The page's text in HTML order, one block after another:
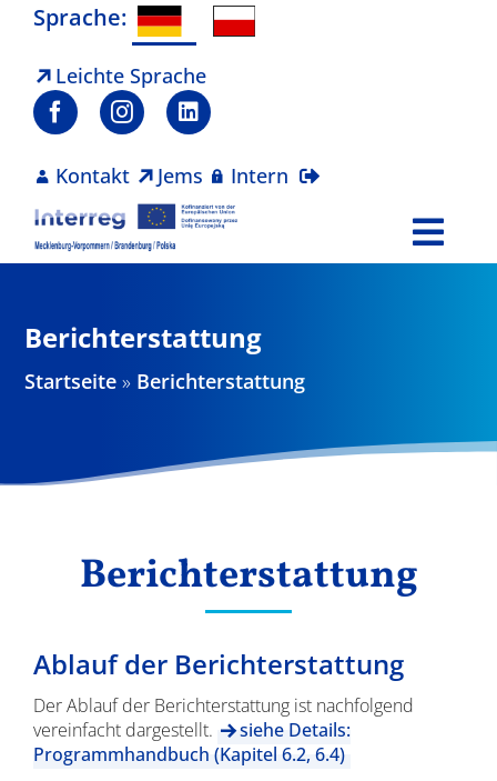
Zum
springen
Sprache:
Leichte Sprache
Kontakt Jems Intern
Projekte
Berichterstattung
Startseite » Berichterstattung
Berichterstattung
Ablauf der Berichterstattung
Der Ablauf der Berichterstattung ist nachfolgend
vereinfacht dargestellt.
siehe Details:
Programmhandbuch (Kapitel 6.2, 6.4)